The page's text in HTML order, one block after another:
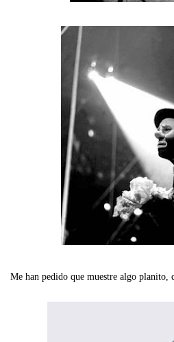
Me han pedido que muestre algo planito,